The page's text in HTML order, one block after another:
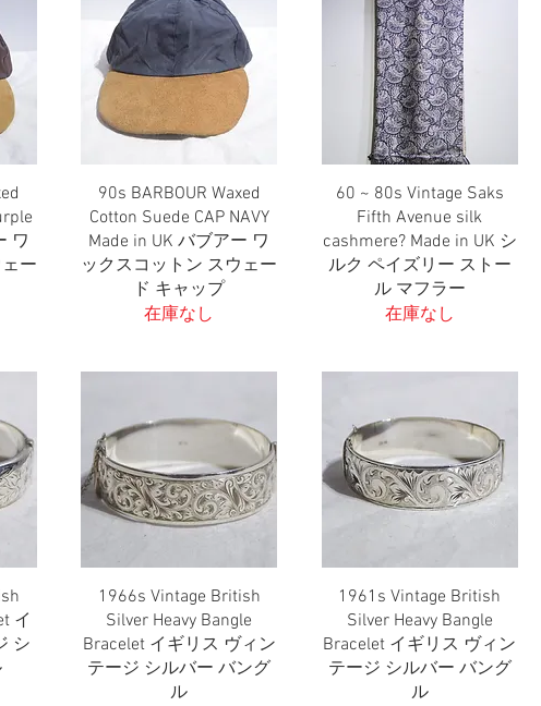
ワ
ー
クイックビュー
90s BARBOUR Waxed
Cotton Suede CAP NAVY
Made in UK バブアー ワ
ックスコットン スウェー
ド キャップ
在庫なし
クイックビュー
60 ~ 80s Vintage Saks
Fifth Avenue silk
cashmere? Made in UK シ
ルク ペイズリー ストー
ル マフラー
在庫なし
イ
シ
クイックビュー
1966s Vintage British
Silver Heavy Bangle
Bracelet イギリス ヴィン
テージ シルバー バング
ル
クイックビュー
1961s Vintage British
Silver Heavy Bangle
Bracelet イギリス ヴィン
テージ シルバー バング
ル